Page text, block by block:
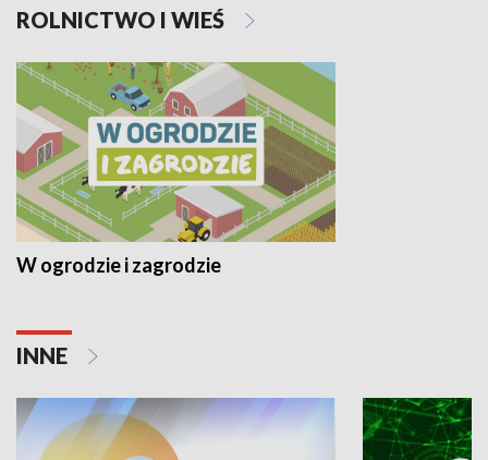
ROLNICTWO I WIEŚ
W ogrodzie i zagrodzie
INNE